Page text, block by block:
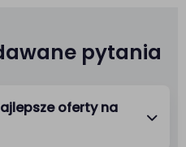
pytania
oferty na